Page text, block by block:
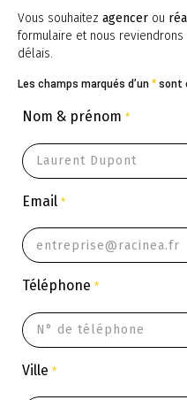
Vous souhaitez agencer ou
formulaire et nous
délais.
Les champs marqués d’un * sont
Nom & prénom *
Email *
Téléphone *
Ville *